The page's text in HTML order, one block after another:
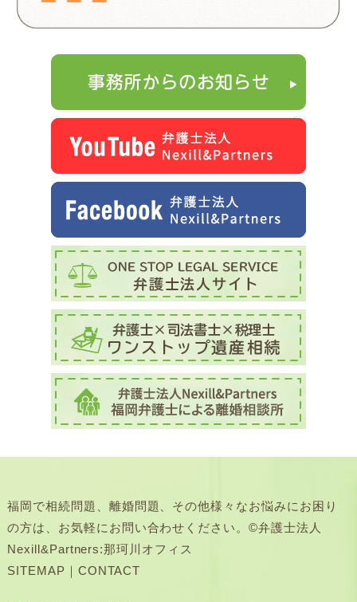
福岡で相続問題、離婚問題、その他様々なお悩みにお困り
の方は、お気軽にお問い合わせください。©弁護士法人
Nexill&Partners:那珂川オフィス
SITEMAP ｜ CONTACT